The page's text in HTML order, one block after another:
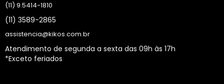
(11) 9.5414-1810
(11) 3589-2865
assistencia@kikos.com.br
Atendimento de segunda a sexta das 09h às 17h
*Exceto feriados